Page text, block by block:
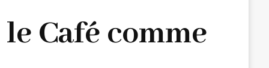
Café comme